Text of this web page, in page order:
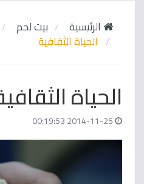
الرئيسية بيت لحم
الحياة الثقافية
الحياة
2014-11-25 00:19:53